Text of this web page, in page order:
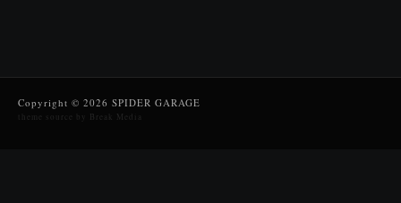
Copyright © 2026 SPIDER GARAGE
theme source by Break Media